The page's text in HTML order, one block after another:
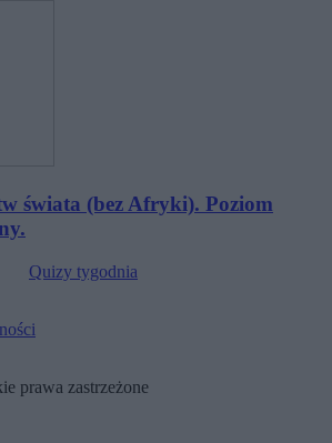
świata (bez Afryki). Poziom
Quizy tygodnia
prawa zastrzeżone